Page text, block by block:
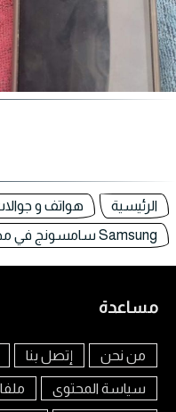
الرئيسية
هواتف و
Samsung سامسونج في مصر
مساعدة
من نحن إتصل بنا
سياسة المحتوى